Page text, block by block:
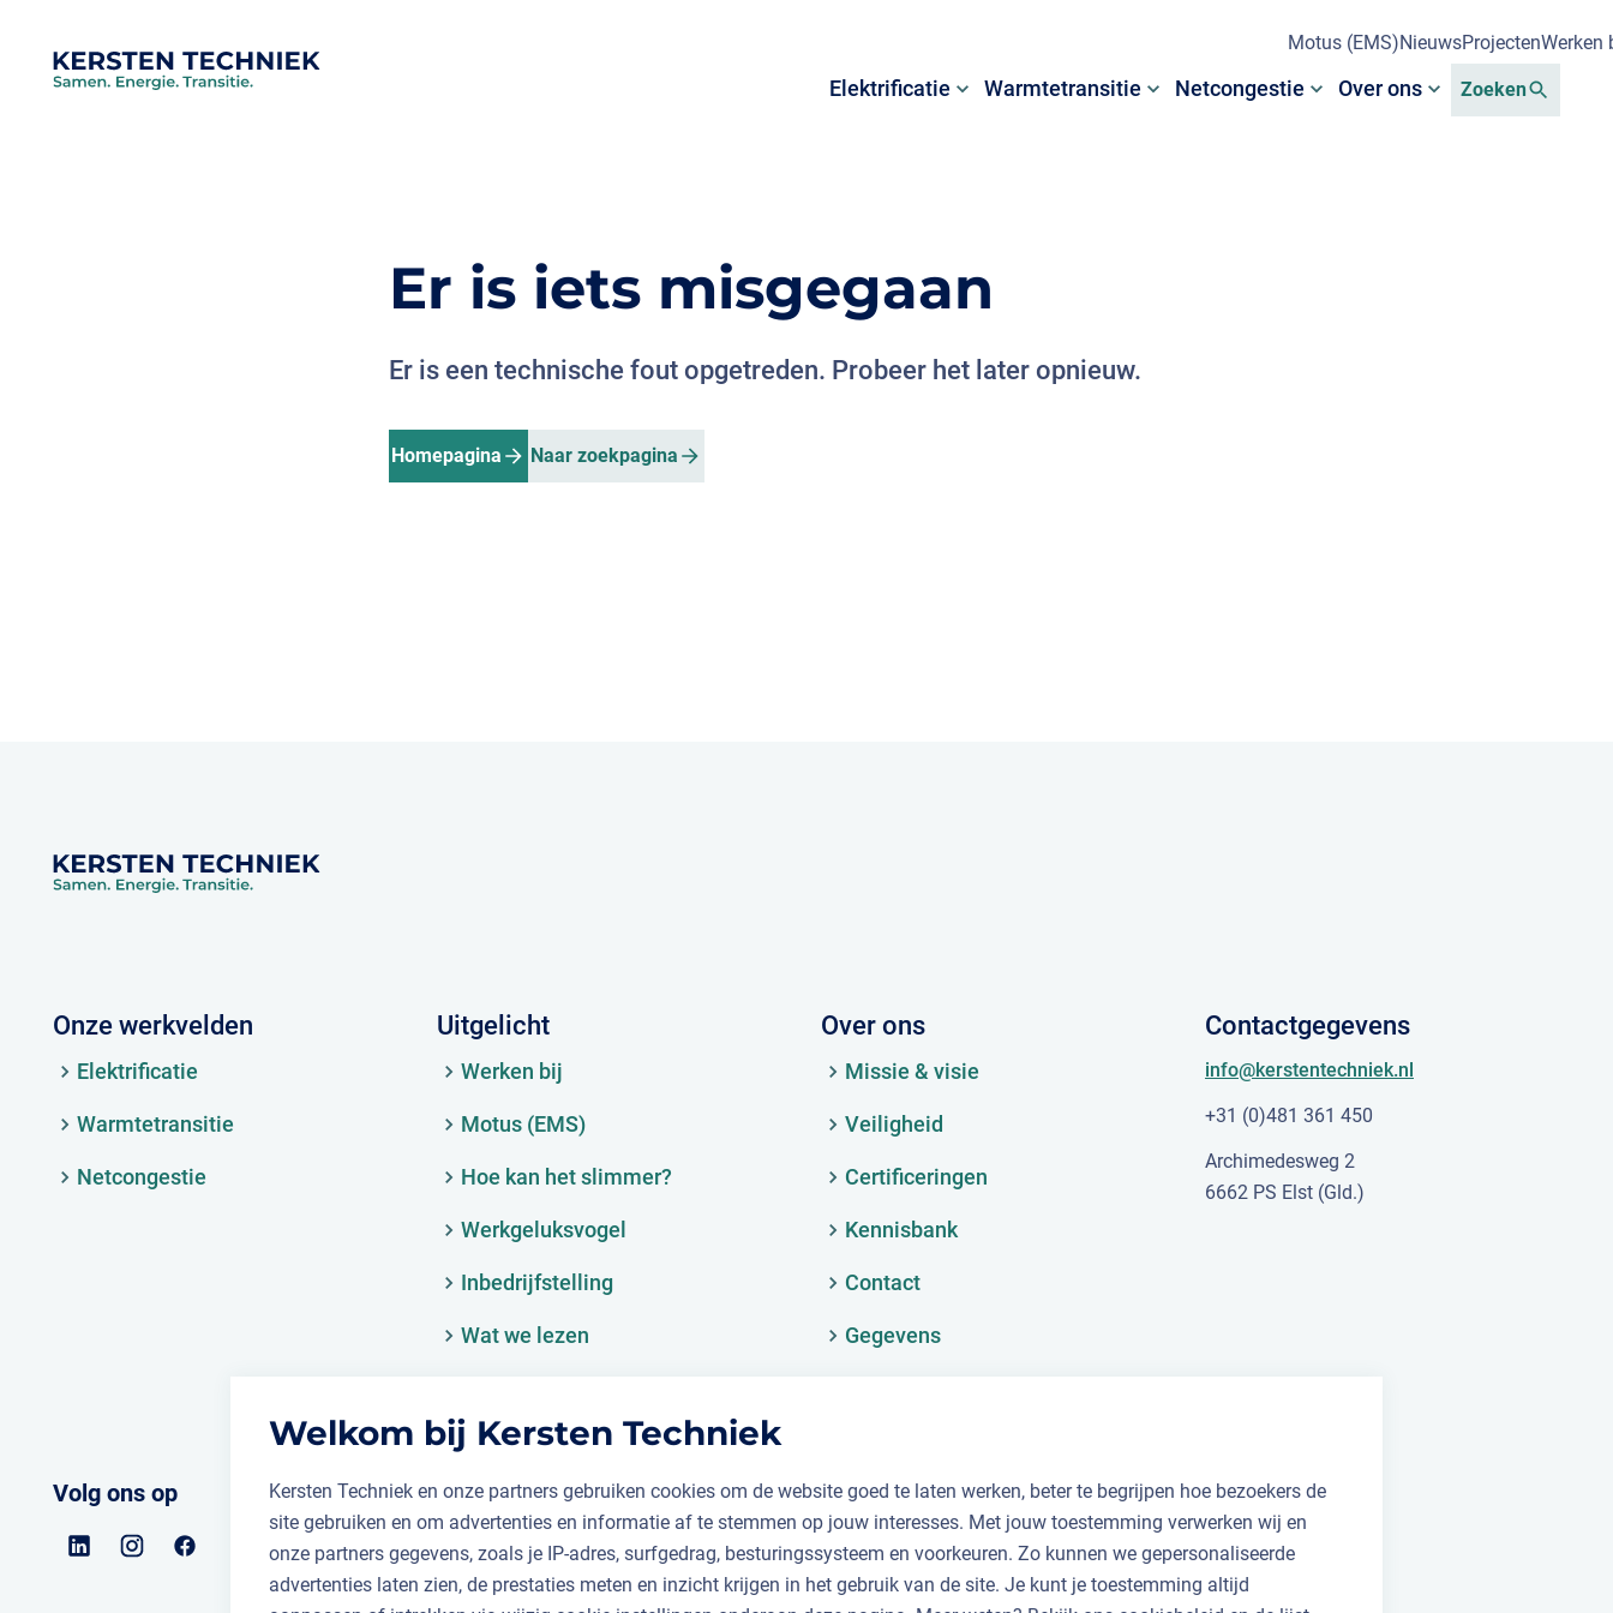
Welkom bij Kersten Techniek
Kersten Techniek en onze partners gebruiken cookies om de website goed te laten werken, beter te begrijpen hoe bezoekers de
site gebruiken en om advertenties en informatie af te stemmen op jouw interesses. Met jouw toestemming verwerken wij en
onze partners gegevens, zoals je IP-adres, surfgedrag, besturingssysteem en voorkeuren. Zo kunnen we gepersonaliseerde
advertenties laten zien, de prestaties meten en inzicht krijgen in het gebruik van de site. Je kunt je toestemming altijd
Elektrificatie Warmtetransitie Netcongestie Over ons
Motus (EMS)NieuwsProjectenWerken
Zoeken
Er is iets misgegaan
Er is een technische fout opgetreden. Probeer het later opnieuw.
Homepagina Naar zoekpagina
Onze werkvelden
Elektrificatie
Warmtetransitie
Netcongestie
Uitgelicht
Werken bij
Motus (EMS)
Hoe kan het slimmer?
Werkgeluksvogel
Inbedrijfstelling
Wat we lezen
Over ons
Missie & visie
Veiligheid
Certificeringen
Kennisbank
Contact
Gegevens
Contactgegevens
info@kerstentechniek.nl
+31 (0)481 361 450
Archimedesweg 2
6662 PS Elst (Gld.)
Volg ons op